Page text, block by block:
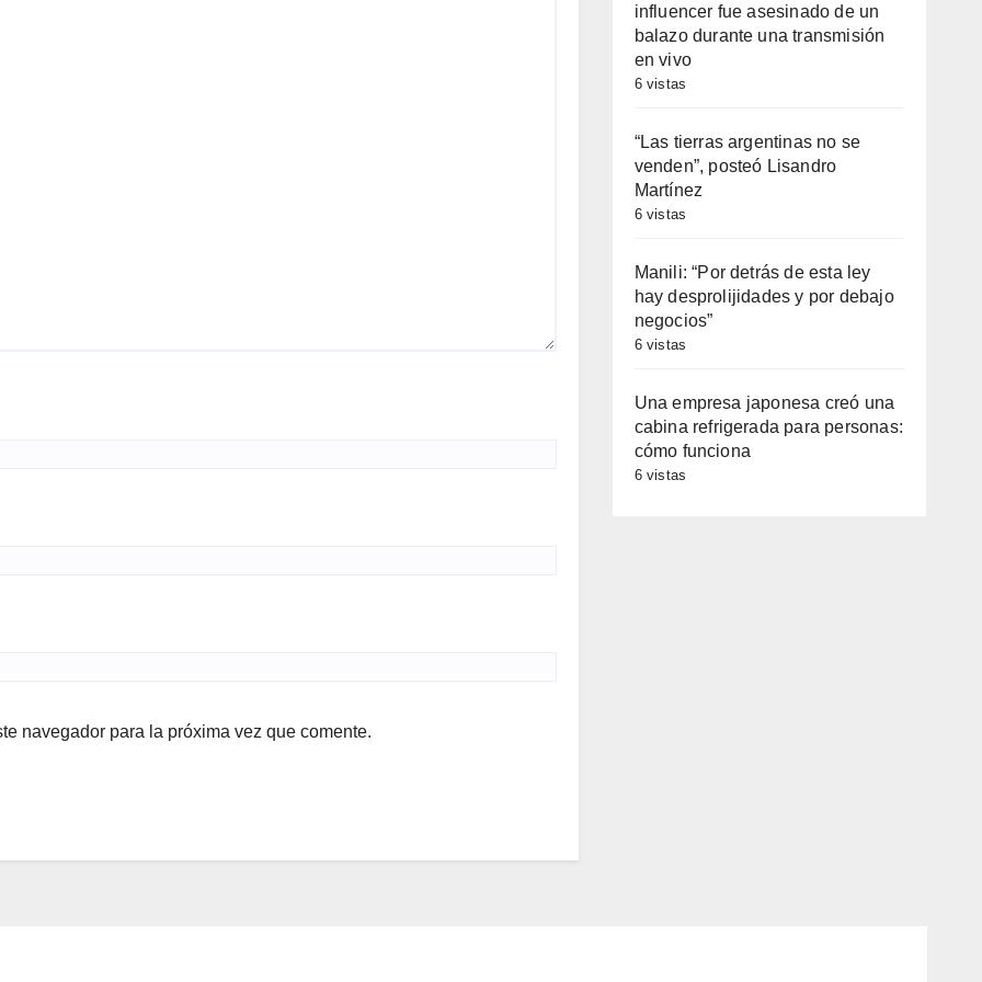
navegador para la próxima vez que comente.
influencer fue asesinado de un
balazo durante una transmisión
en vivo
6 vistas
“Las tierras argentinas no se
venden”, posteó Lisandro
Martínez
6 vistas
Manili: “Por detrás de esta ley
hay desprolijidades y por debajo
negocios”
6 vistas
Una empresa japonesa creó una
cabina refrigerada para personas:
cómo funciona
6 vistas